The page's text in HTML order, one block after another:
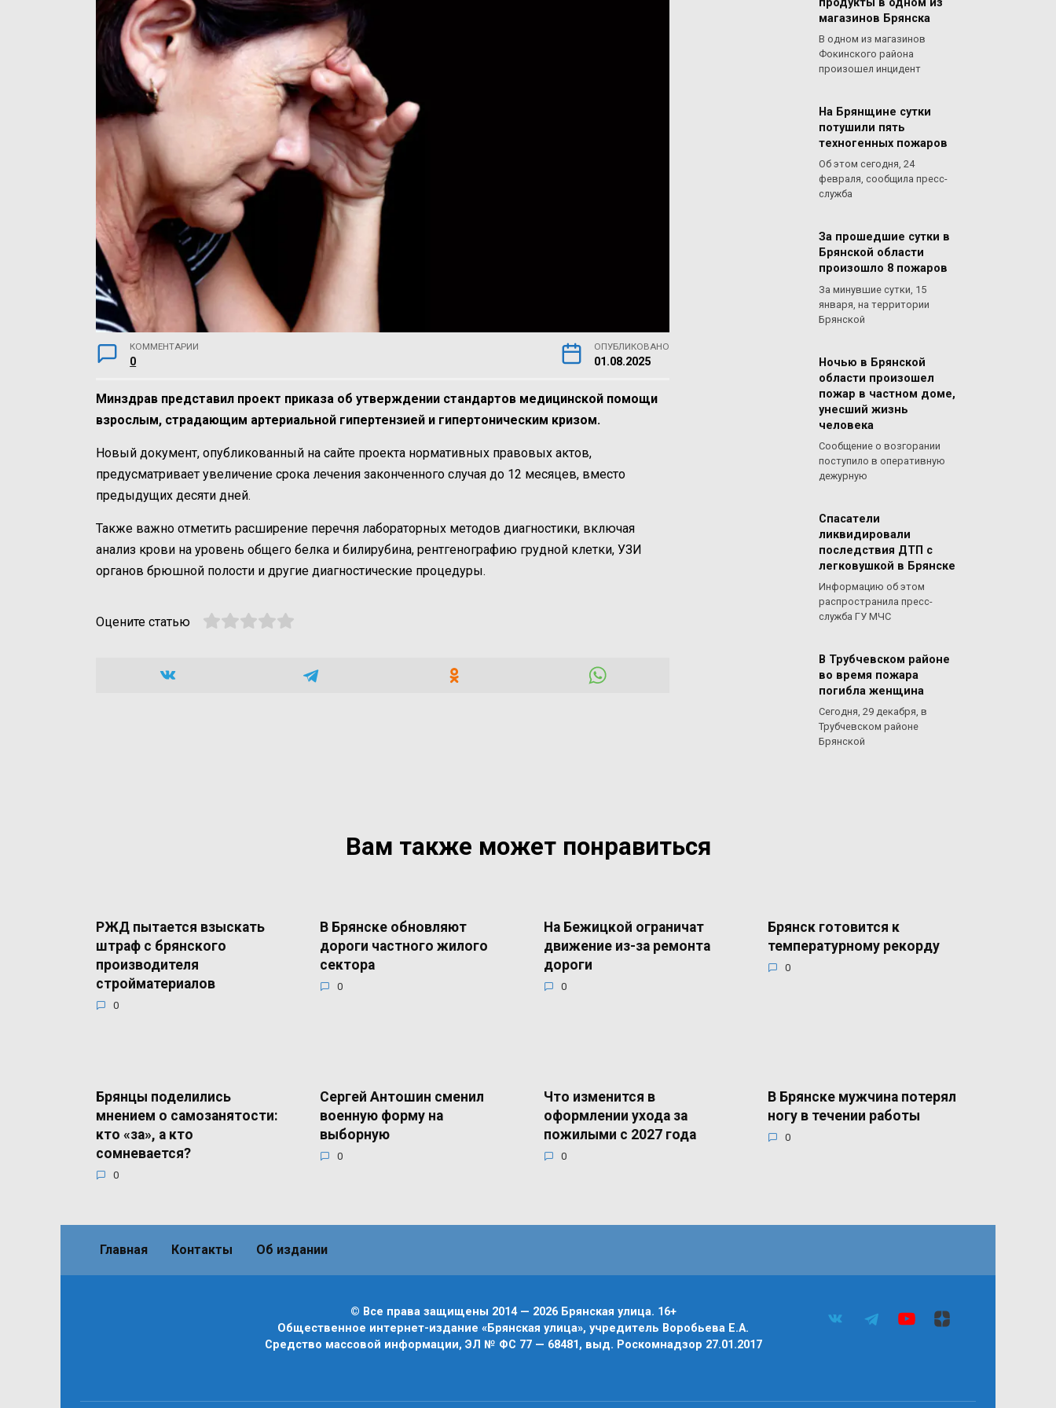
КОММЕНТАРИИ
0
ОПУБЛИКОВАНО
01.08.2025
Минздрав представил проект приказа об утверждении стандартов медицинской помощи
взрослым, страдающим артериальной гипертензией и гипертоническим кризом.
Новый документ, опубликованный на сайте проекта нормативных правовых актов,
предусматривает увеличение срока лечения законченного случая до 12 месяцев, вместо
предыдущих десяти дней.
Также важно отметить расширение перечня лабораторных методов диагностики, включая
анализ крови на уровень общего белка и билирубина, рентгенографию грудной клетки, УЗИ
органов брюшной полости и другие диагностические процедуры.
Оцените статью
продукты в одном из
магазинов Брянска
В одном из магазинов
Фокинского района
произошел инцидент
На Брянщине сутки
потушили пять
техногенных пожаров
Об этом сегодня, 24
февраля, сообщила пресс-
служба
За прошедшие сутки в
Брянской области
произошло 8 пожаров
За минувшие сутки, 15
января, на территории
Брянской
Ночью в Брянской
области произошел
пожар в частном доме,
унесший жизнь
человека
Сообщение о возгорании
поступило в оперативную
дежурную
Спасатели
ликвидировали
последствия ДТП с
легковушкой в Брянске
Информацию об этом
распространила пресс-
служба ГУ МЧС
В Трубчевском районе
во время пожара
погибла женщина
Сегодня, 29 декабря, в
Трубчевском районе
Брянской
Вам также может понравиться
РЖД пытается взыскать
штраф с брянского
производителя
стройматериалов
0
В Брянске обновляют
дороги частного жилого
сектора
0
На Бежицкой ограничат
движение из-за ремонта
дороги
0
Брянск готовится к
температурному рекорду
0
Брянцы поделились
мнением о самозанятости:
кто «за», а кто
сомневается?
0
Сергей Антошин сменил
военную форму на
выборную
0
Что изменится в
оформлении ухода за
пожилыми с 2027 года
0
В Брянске мужчина потерял
ногу в течении работы
0
Главная Контакты Об издании
© Все права защищены 2014 — 2026 Брянская улица. 16+
Общественное интернет-издание «Брянская улица», учредитель Воробьева Е.А.
Средство массовой информации, ЭЛ № ФС 77 — 68481, выд. Роскомнадзор 27.01.2017